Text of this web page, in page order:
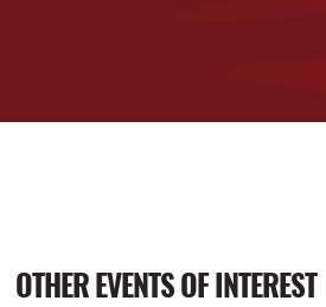
OTHER EVENTS OF INTEREST